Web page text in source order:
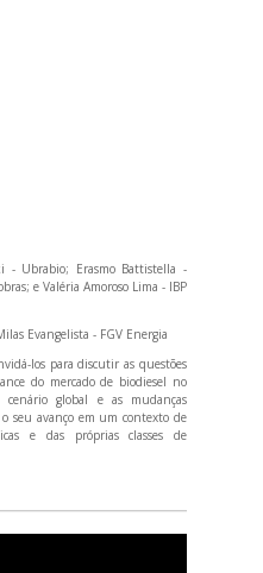
- Ubrabio; Erasmo Battistella -
e Valéria Amoroso Lima - IBP
Evangelista - FGV Energia
los para discutir as questões
do mercado de biodiesel no
global e as mudanças
seu avanço em um contexto de
e das próprias classes de